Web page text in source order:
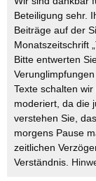
Beteiligung sehr.
Beiträge auf der
Monatszeitschrift
Bitte entwerten
Texte schalten
moderiert, da die
verstehen Sie,
morgens Pause
zeitlichen
Verständnis.